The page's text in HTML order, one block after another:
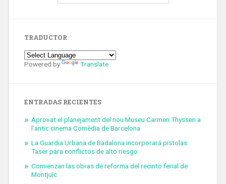
TRADUCTOR
Powered by Translate
ENTRADAS RECIENTES
Aprovat el planejament del nou Museu Carmen Thyssen a
l’antic cinema Comèdia de Barcelona
La Guardia Urbana de Badalona incorporará pistolas
Taser para conflictos de alto riesgo
Comienzan las obras de reforma del recinto ferial de
Montjuïc